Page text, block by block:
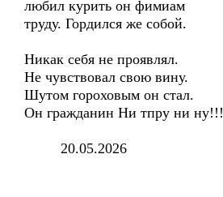
любил курить он фимиам
труду. Гордился же собой.
Никак себя не проявлял.
Не чувствовал свою вину.
Шутом гороховым он стал.
Он гражданин Ни тпру ни ну!!!
20.05.2026